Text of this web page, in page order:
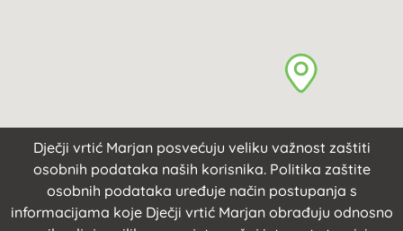
Dječji vrtić Marjan posvećuju veliku važnost zaštiti
osobnih podataka naših korisnika. Politika zaštite
osobnih podataka uređuje način postupanja s
informacijama koje Dječji vrtić Marjan obrađuju odnosno